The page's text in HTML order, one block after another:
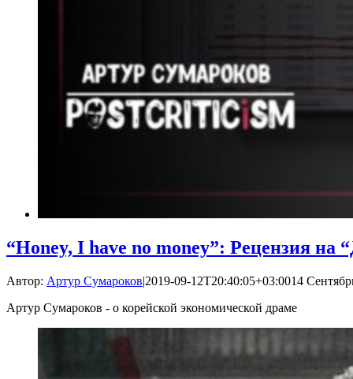
“Honey, I have no money”: Рецензия на
Автор: Артур Сумароков|2019-09-12T20:40:05+03:0014
Артур Сумароков - о корейской экономической драме